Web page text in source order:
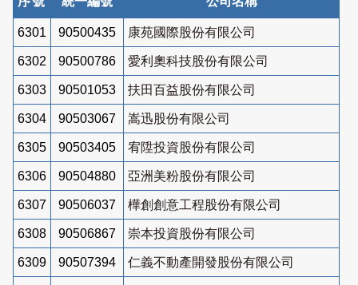
6301 90500435 康苑國際股份有限公司
6302 90500786 愛利奧科技股份有限公司
6303 90501053 扶田百益股份有限公司
6304 90503067 嵩迅股份有限公司
6305 90503405 宥陞投資股份有限公司
6306 90504880 亞洲美粉股份有限公司
6307 90506037 樺創創意工程股份有限公司
6308 90506867 崇本投資股份有限公司
6309 90507394 仁義不動產開發股份有限公司